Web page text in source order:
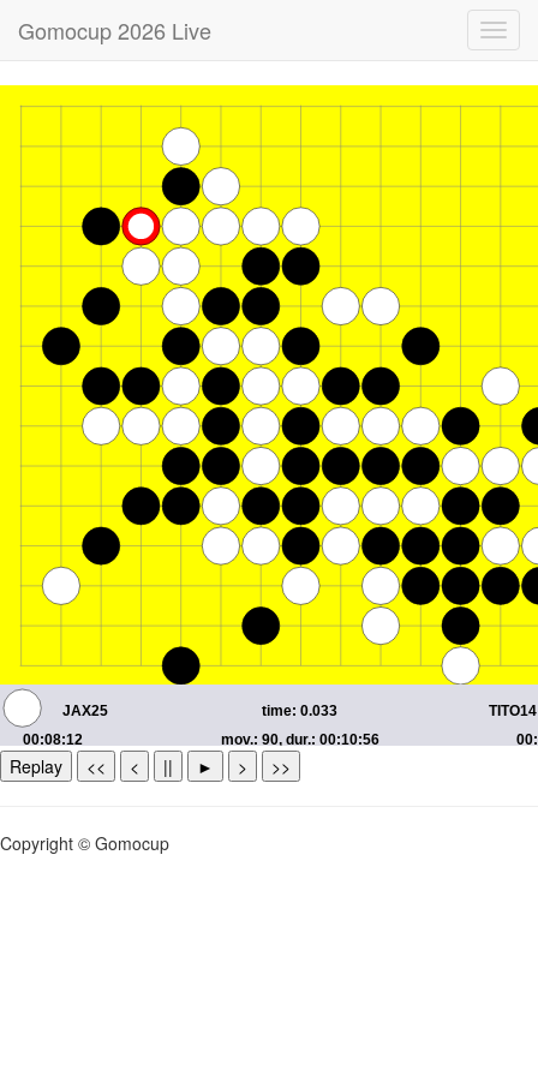
Gomocup 2026 Live
Replay << < || ► > >>
Copyright © Gomocup